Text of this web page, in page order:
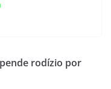
rodízio por